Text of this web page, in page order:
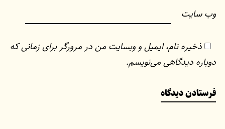
وب‌ سایت
ذخیره نام، ایمیل و وبسایت من در مرورگر برای زمانی که
دوباره دیدگاهی می‌نویسم.